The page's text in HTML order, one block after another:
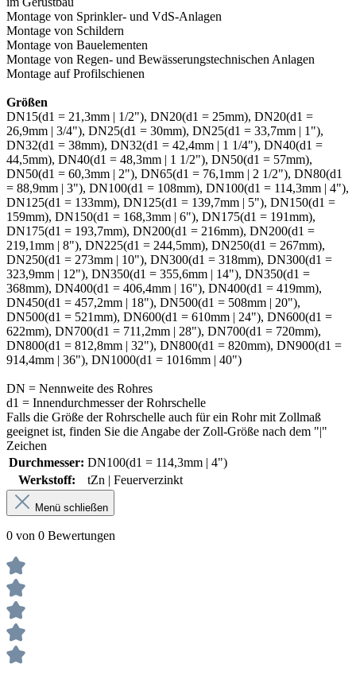
Montage von Sprinkler- und VdS-Anlagen
Montage von Schildern
Montage von Bauelementen
Montage von Regen- und Bewässerungstechnischen Anlagen
Montage auf Profilschienen
Größen
DN15(d1 = 21,3mm | 1/2"), DN20(d1 = 25mm), DN20(d1 =
26,9mm | 3/4"), DN25(d1 = 30mm), DN25(d1 = 33,7mm | 1"),
DN32(d1 = 38mm), DN32(d1 = 42,4mm | 1 1/4"), DN40(d1 =
44,5mm), DN40(d1 = 48,3mm | 1 1/2"), DN50(d1 = 57mm),
DN50(d1 = 60,3mm | 2"), DN65(d1 = 76,1mm | 2 1/2"), DN80(d1
= 88,9mm | 3"), DN100(d1 = 108mm), DN100(d1 = 114,3mm | 4"),
DN125(d1 = 133mm), DN125(d1 = 139,7mm | 5"), DN150(d1 =
159mm), DN150(d1 = 168,3mm | 6"), DN175(d1 = 191mm),
DN175(d1 = 193,7mm), DN200(d1 = 216mm), DN200(d1 =
219,1mm | 8"), DN225(d1 = 244,5mm), DN250(d1 = 267mm),
DN250(d1 = 273mm | 10"), DN300(d1 = 318mm), DN300(d1 =
323,9mm | 12"), DN350(d1 = 355,6mm | 14"), DN350(d1 =
368mm), DN400(d1 = 406,4mm | 16"), DN400(d1 = 419mm),
DN450(d1 = 457,2mm | 18"), DN500(d1 = 508mm | 20"),
DN500(d1 = 521mm), DN600(d1 = 610mm | 24"), DN600(d1 =
622mm), DN700(d1 = 711,2mm | 28"), DN700(d1 = 720mm),
DN800(d1 = 812,8mm | 32"), DN800(d1 = 820mm), DN900(d1 =
914,4mm | 36"), DN1000(d1 = 1016mm | 40")
DN = Nennweite des Rohres
d1 = Innendurchmesser der Rohrschelle
Falls die Größe der Rohrschelle auch für ein Rohr mit Zollmaß
geeignet ist, finden Sie die Angabe der Zoll-Größe nach dem "|"
Zeichen
Durchmesser: DN100(d1 = 114,3mm | 4")
Werkstoff:
tZn | Feuerverzinkt
Menü schließen
0 von 0 Bewertungen